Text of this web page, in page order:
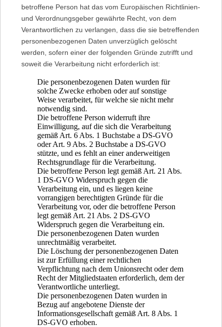
betroffene Person hat das vom Europäischen Richtlinien-
und Verordnungsgeber gewährte Recht, von dem
Verantwortlichen zu verlangen, dass die sie betreffenden
personenbezogenen Daten unverzüglich gelöscht
werden, sofern einer der folgenden Gründe zutrifft und
soweit die Verarbeitung nicht erforderlich ist:
Die personenbezogenen Daten wurden für
solche Zwecke erhoben oder auf sonstige
Weise verarbeitet, für welche sie nicht mehr
notwendig sind.
Die betroffene Person widerruft ihre
Einwilligung, auf die sich die Verarbeitung
gemäß Art. 6 Abs. 1 Buchstabe a DS-GVO
oder Art. 9 Abs. 2 Buchstabe a DS-GVO
stützte, und es fehlt an einer anderweitigen
Rechtsgrundlage für die Verarbeitung.
Die betroffene Person legt gemäß Art. 21 Abs.
1 DS-GVO Widerspruch gegen die
Verarbeitung ein, und es liegen keine
vorrangigen berechtigten Gründe für die
Verarbeitung vor, oder die betroffene Person
legt gemäß Art. 21 Abs. 2 DS-GVO
Widerspruch gegen die Verarbeitung ein.
Die personenbezogenen Daten wurden
unrechtmäßig verarbeitet.
Die Löschung der personenbezogenen Daten
ist zur Erfüllung einer rechtlichen
Verpflichtung nach dem Unionsrecht oder dem
Recht der Mitgliedstaaten erforderlich, dem der
Verantwortliche unterliegt.
Die personenbezogenen Daten wurden in
Bezug auf angebotene Dienste der
Informationsgesellschaft gemäß Art. 8 Abs. 1
DS-GVO erhoben.